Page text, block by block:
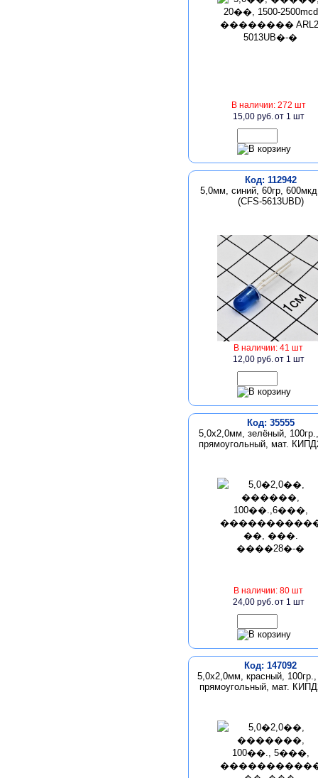
В наличии: 272 шт
15,00 руб.от 1 шт
Код: 112942
5,0мм, синий, 60гр,
(CFS-5613UBD)
В наличии: 41 шт
12,00 руб.от 1 шт
Код: 35555
5,0х2,0мм, зелёный,
прямоугольный, мат.
В наличии: 80 шт
24,00 руб.от 1 шт
Код: 147092
5,0х2,0мм, красный,
прямоугольный, мат.